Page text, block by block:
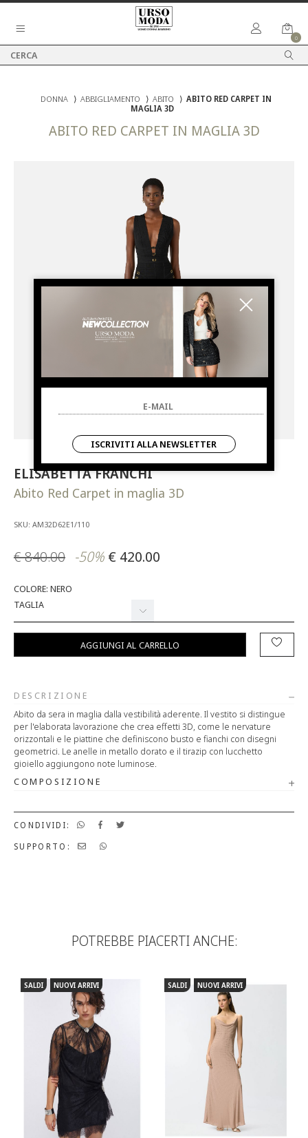
0
DONNA ⟩ ABBIGLIAMENTO ⟩ ABITO ⟩ ABITO RED CARPET IN
MAGLIA 3D
ABITO RED CARPET IN MAGLIA 3D
ELISABETTA FRANCHI
Abito Red Carpet in maglia 3D
SKU: AM32D62E1/110
€ 840.00 -50% € 420.00
COLORE: NERO
TAGLIA
AGGIUNGI AL CARRELLO
DESCRIZIONE
Abito da sera in maglia dalla vestibilità aderente. Il vestito si distingue
per l'elaborata lavorazione che crea effetti 3D, come le nervature
orizzontali e le piattine che definiscono busto e fianchi con disegni
geometrici. Le anelle in metallo dorato e il tirazip con lucchetto
gioiello aggiungono note luminose.
COMPOSIZIONE
CONDIVIDI:
SUPPORTO:
POTREBBE PIACERTI ANCHE:
SALDI NUOVI ARRIVI SALDI NUOVI ARRIVI
ISCRIVITI ALLA NEWSLETTER